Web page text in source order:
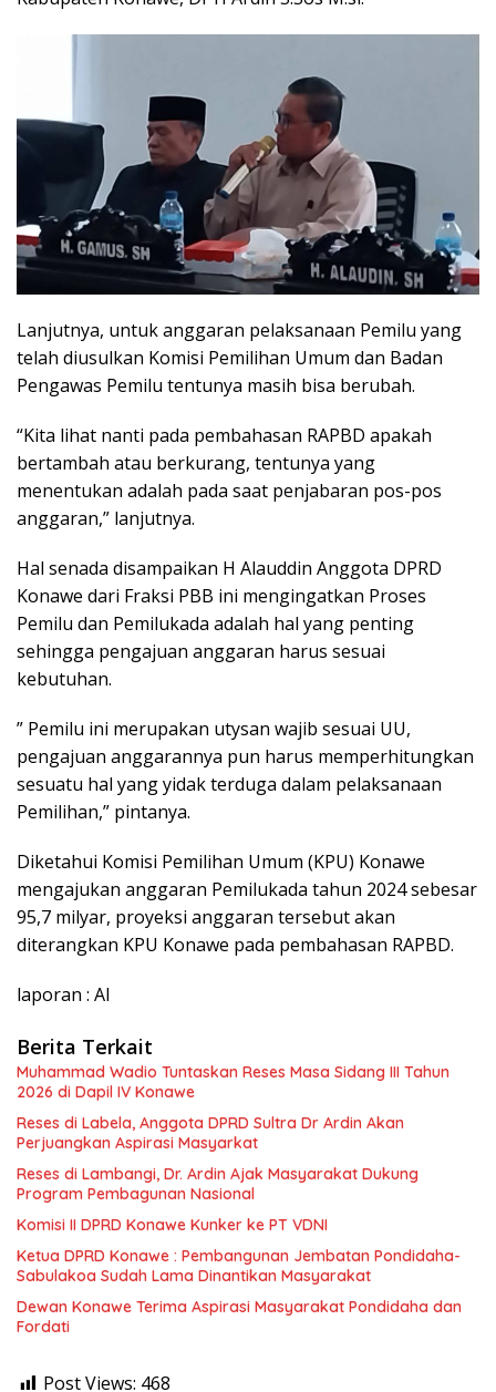
Lanjutnya, untuk anggaran pelaksanaan Pemilu yang
telah diusulkan Komisi Pemilihan Umum dan Badan
Pengawas Pemilu tentunya masih bisa berubah.
“Kita lihat nanti pada pembahasan RAPBD apakah
bertambah atau berkurang, tentunya yang
menentukan adalah pada saat penjabaran pos-pos
anggaran,” lanjutnya.
Hal senada disampaikan H Alauddin Anggota DPRD
Konawe dari Fraksi PBB ini mengingatkan Proses
Pemilu dan Pemilukada adalah hal yang penting
sehingga pengajuan anggaran harus sesuai
kebutuhan.
” Pemilu ini merupakan utysan wajib sesuai UU,
pengajuan anggarannya pun harus memperhitungkan
sesuatu hal yang yidak terduga dalam pelaksanaan
Pemilihan,” pintanya.
Diketahui Komisi Pemilihan Umum (KPU) Konawe
mengajukan anggaran Pemilukada tahun 2024 sebesar
95,7 milyar, proyeksi anggaran tersebut akan
diterangkan KPU Konawe pada pembahasan RAPBD.
laporan : Al
Berita Terkait
Muhammad Wadio Tuntaskan Reses Masa Sidang III Tahun
2026 di Dapil IV Konawe
Reses di Labela, Anggota DPRD Sultra Dr Ardin Akan
Perjuangkan Aspirasi Masyarkat
Reses di Lambangi, Dr. Ardin Ajak Masyarakat Dukung
Program Pembagunan Nasional
Komisi II DPRD Konawe Kunker ke PT VDNI
Ketua DPRD Konawe : Pembangunan Jembatan Pondidaha-
Sabulakoa Sudah Lama Dinantikan Masyarakat
Dewan Konawe Terima Aspirasi Masyarakat Pondidaha dan
Fordati
Post Views: 468